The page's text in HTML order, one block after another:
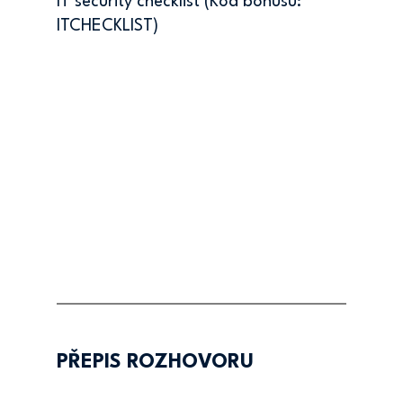
ITCHECKLIST)
PŘEPIS ROZHOVORU